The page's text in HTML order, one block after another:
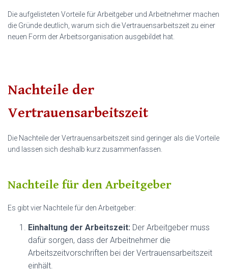
Die aufgelisteten Vorteile für Arbeitgeber und Arbeitnehmer machen
die Gründe deutlich, warum sich die Vertrauensarbeitszeit zu einer
neuen Form der Arbeitsorganisation ausgebildet hat.
Nachteile der
Vertrauensarbeitszeit
Die Nachteile der Vertrauensarbeitszeit sind geringer als die Vorteile
und lassen sich deshalb kurz zusammenfassen.
Nachteile für den Arbeitgeber
Es gibt vier Nachteile für den Arbeitgeber:
Einhaltung der Arbeitszeit: Der Arbeitgeber muss
dafür sorgen, dass der Arbeitnehmer die
Arbeitszeitvorschriften bei der Vertrauensarbeitszeit
einhält.